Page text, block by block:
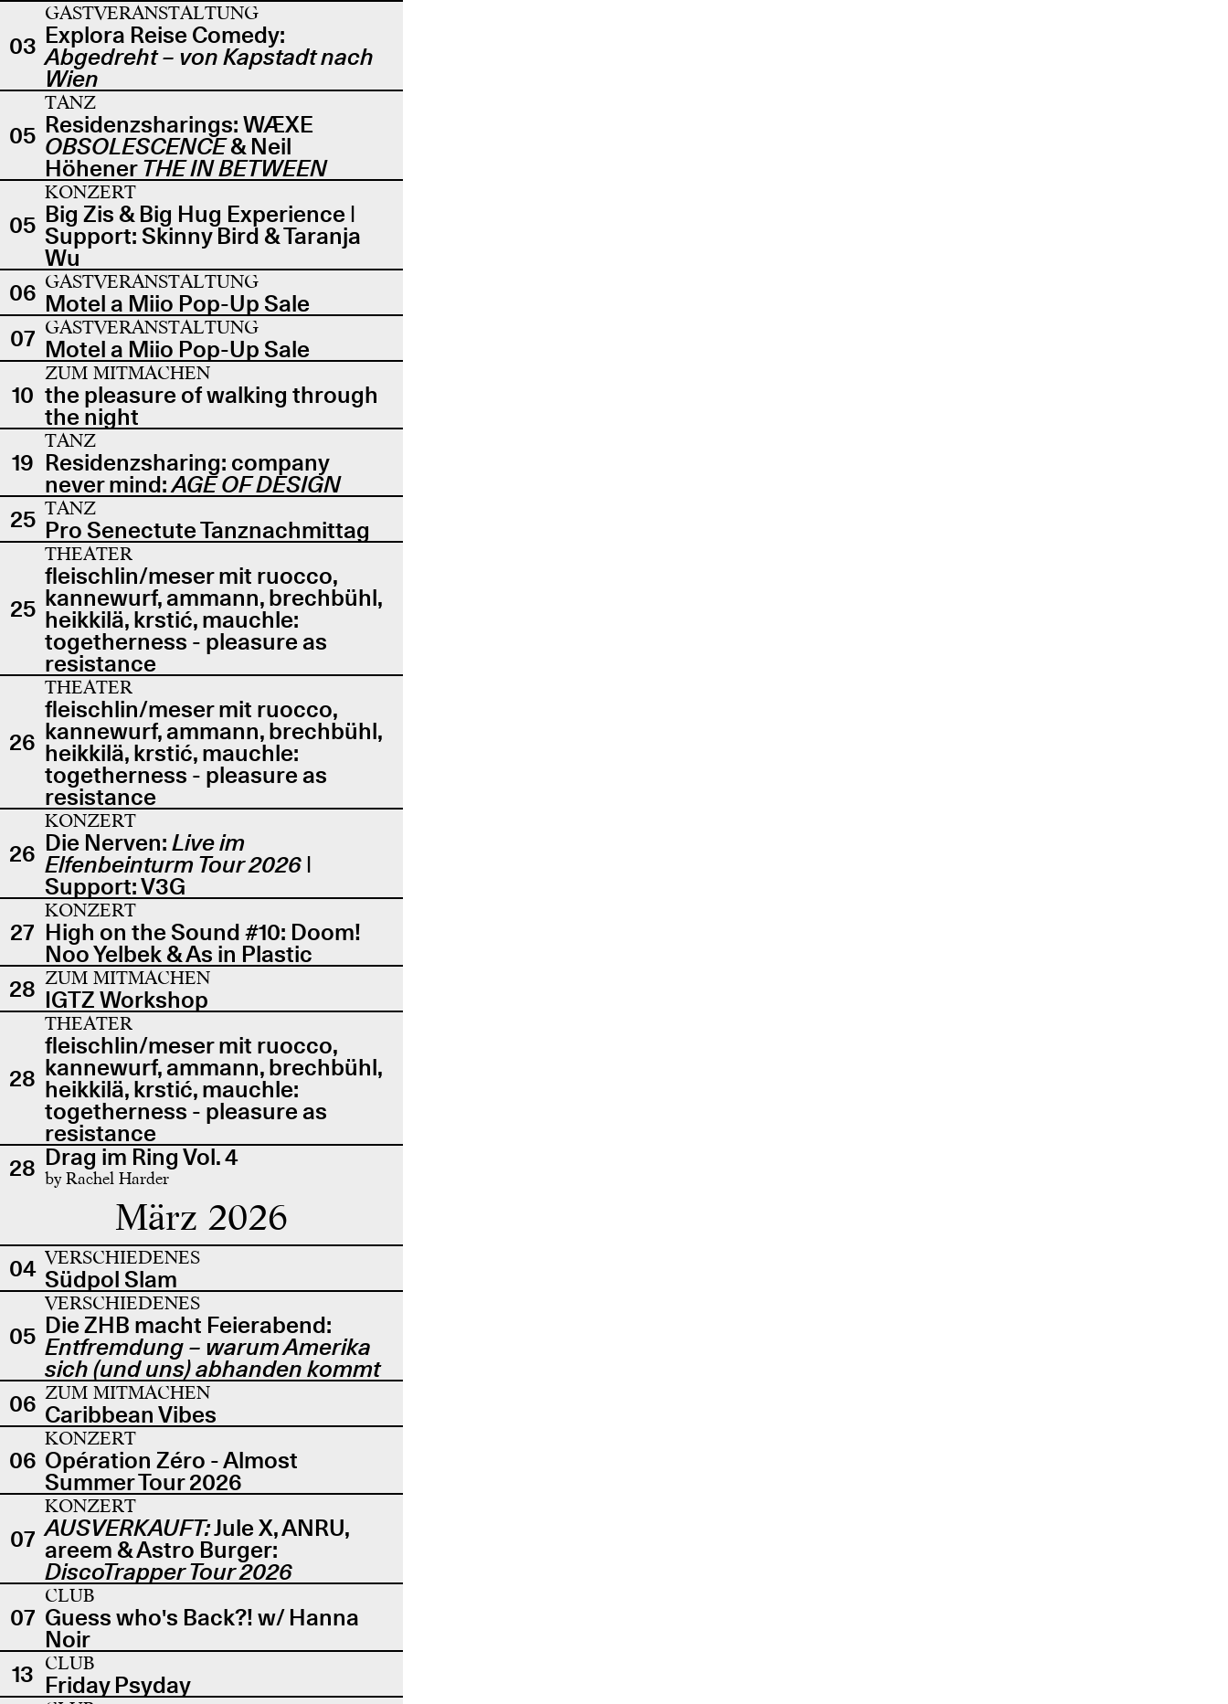
03
GASTVERANSTALTUNG
Explora Reise Comedy:
Abgedreht – von Kapstadt nach
Wien
05
TANZ
Residenzsharings: WÆXE
OBSOLESCENCE& Neil
Höhener THE IN BETWEEN
05
KONZERT
Big Zis & Big Hug Experience |
Support: Skinny Bird & Taranja
Wu
06 GASTVERANSTALTUNG
Motel a Miio Pop-Up Sale
07 GASTVERANSTALTUNG
Motel a Miio Pop-Up Sale
10
ZUM MITMACHEN
the pleasure of walking through
the night
19
TANZ
Residenzsharing: company
never mind:AGE OF DESIGN
25 TANZ
Pro Senectute Tanznachmittag
25
THEATER
fleischlin/meser mit ruocco,
kannewurf, ammann, brechbühl,
heikkilä, krstić, mauchle:
togetherness - pleasure as
resistance
26
THEATER
fleischlin/meser mit ruocco,
kannewurf, ammann, brechbühl,
heikkilä, krstić, mauchle:
togetherness - pleasure as
resistance
26
KONZERT
Die Nerven:Live im
Elfenbeinturm Tour 2026 |
Support: V3G
27
KONZERT
High on the Sound #10: Doom!
Noo Yelbek & As in Plastic
28 ZUM MITMACHEN
IGTZ Workshop
28
THEATER
fleischlin/meser mit ruocco,
kannewurf, ammann, brechbühl,
heikkilä, krstić, mauchle:
togetherness - pleasure as
resistance
28 Drag im Ring Vol. 4
by Rachel Harder
März 2026
04 VERSCHIEDENES
Südpol Slam
05
VERSCHIEDENES
Die ZHB macht Feierabend:
Entfremdung – warum Amerika
sich (und uns) abhanden kommt
06 ZUM MITMACHEN
Caribbean Vibes
06
KONZERT
Opération Zéro - Almost
Summer Tour 2026
07
KONZERT
AUSVERKAUFT:Jule X, ANRU,
areem & Astro Burger:
DiscoTrapper Tour 2026
07
CLUB
Guess who's Back?! w/ Hanna
Noir
13 CLUB
Friday Psyday